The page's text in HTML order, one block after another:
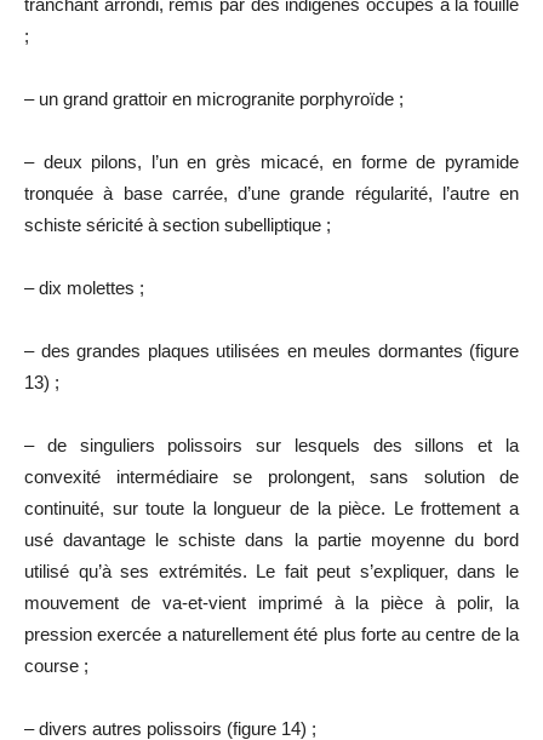
tranchant arrondi, remis par des indigènes occupés à la fouille
;
– un grand grattoir en microgranite porphyroïde ;
– deux pilons, l’un en grès micacé, en forme de pyramide
tronquée à base carrée, d’une grande régularité, l’autre en
schiste séricité à section subelliptique ;
– dix molettes ;
– des grandes plaques utilisées en meules dormantes (figure
13) ;
– de singuliers polissoirs sur lesquels des sillons et la
convexité intermédiaire se prolongent, sans solution de
continuité, sur toute la longueur de la pièce. Le frottement a
usé davantage le schiste dans la partie moyenne du bord
utilisé qu’à ses extrémités. Le fait peut s’expliquer, dans le
mouvement de va-et-vient imprimé à la pièce à polir, la
pression exercée a naturellement été plus forte au centre de la
course ;
– divers autres polissoirs (figure 14) ;